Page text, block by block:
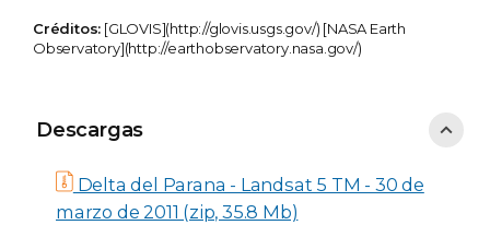
Créditos: [GLOVIS](http://glovis.usgs.gov/) [NASA Earth
Observatory](http://earthobservatory.nasa.gov/)
Descargas
Descargas
Delta del Parana - Landsat 5 TM - 30 de
marzo de 2011 (zip, 35.8 Mb)